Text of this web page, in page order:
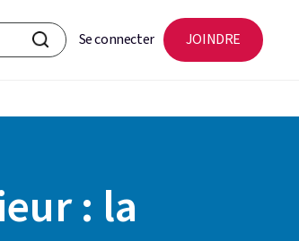
Se connecter JOINDRE
: la